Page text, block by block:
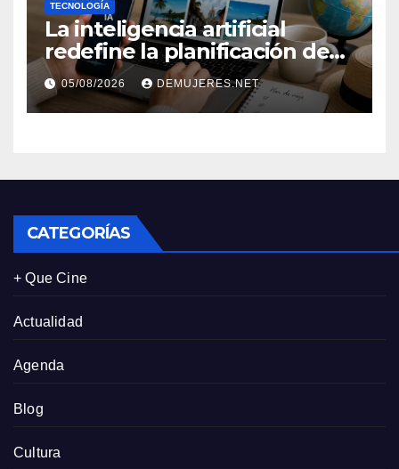
TECNOLOGÍA
La inteligencia artificial
redefine la planificación de
viajes: Los huéspedes
centran sus decisiones y
expectativas enfocándose en
05/08/2026 DEMUJERES.NET
CATEGORÍAS
+ Que Cine
Actualidad
Agenda
Blog
Cultura